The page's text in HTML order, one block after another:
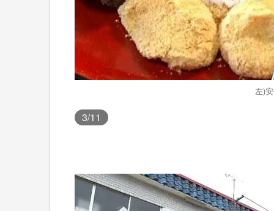
左)
3/11